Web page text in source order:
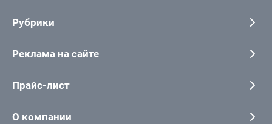
Рубрики
Реклама на сайте
Прайс-лист
О компании